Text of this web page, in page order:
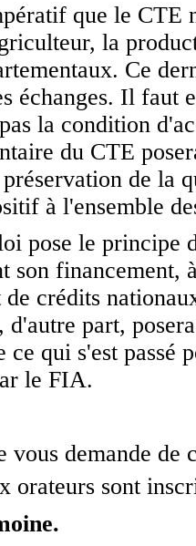
que le CTE
la
Ce
échanges. Il faut
la condition
du CTE
de la
à l'ensemble
pose le principe
son
crédits
part,
ce qui s'est
le FIA.
demande de
orateurs sont